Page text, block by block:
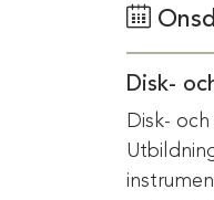
Disk-
Disk-